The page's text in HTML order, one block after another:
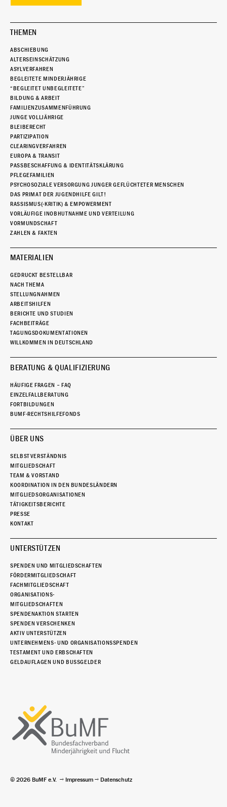
THEMEN
ABSCHIEBUNG
ALTERSEINSCHÄTZUNG
ASYLVERFAHREN
BEGLEITETE MINDERJÄHRIGE
“BEGLEITET UNBEGLEITETE”
BILDUNG & ARBEIT
FAMILIENZUSAMMENFÜHRUNG
JUNGE VOLLJÄHRIGE
BLEIBERECHT
PARTIZIPATION
CLEARINGVERFAHREN
EUROPA & TRANSIT
PASSBESCHAFFUNG & IDENTITÄTSKLÄRUNG
PFLEGEFAMILIEN
PSYCHOSOZIALE VERSORGUNG JUNGER GEFLÜCHTETER MENSCHEN
DAS PRIMAT DER JUGENDHILFE GILT!
RASSISMUS(-KRITIK) & EMPOWERMENT
VORLÄUFIGE INOBHUTNAHME UND VERTEILUNG
VORMUNDSCHAFT
ZAHLEN & FAKTEN
MATERIALIEN
GEDRUCKT BESTELLBAR
NACH THEMA
STELLUNGNAHMEN
ARBEITSHILFEN
BERICHTE UND STUDIEN
FACHBEITRÄGE
TAGUNGSDOKUMENTATIONEN
WILLKOMMEN IN DEUTSCHLAND
BERATUNG & QUALIFIZIERUNG
HÄUFIGE FRAGEN – FAQ
EINZELFALLBERATUNG
FORTBILDUNGEN
BUMF-RECHTSHILFEFONDS
ÜBER UNS
SELBSTVERSTÄNDNIS
MITGLIEDSCHAFT
TEAM & VORSTAND
KOORDINATION IN DEN BUNDESLÄNDERN
MITGLIEDSORGANISATIONEN
TÄTIGKEITSBERICHTE
PRESSE
KONTAKT
UNTERSTÜTZEN
SPENDEN UND MITGLIEDSCHAFTEN
FÖRDERMITGLIEDSCHAFT
FACHMITGLIEDSCHAFT
ORGANISATIONS-
MITGLIEDSCHAFTEN
SPENDENAKTION STARTEN
SPENDEN VERSCHENKEN
AKTIV UNTERSTÜTZEN
UNTERNEHMENS- UND ORGANISATIONSSPENDEN
TESTAMENT UND ERBSCHAFTEN
GELDAUFLAGEN UND BUSSGELDER
© 2026 BuMF e.V. Impressum Datenschutz